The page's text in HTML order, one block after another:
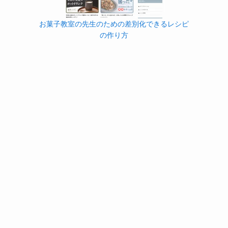
お菓子教室の先生のための差別化できるレシピ
の作り方